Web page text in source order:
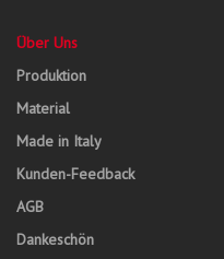
Über Uns
Produktion
Material
Made in Italy
Kunden-Feedback
AGB
Dankeschön